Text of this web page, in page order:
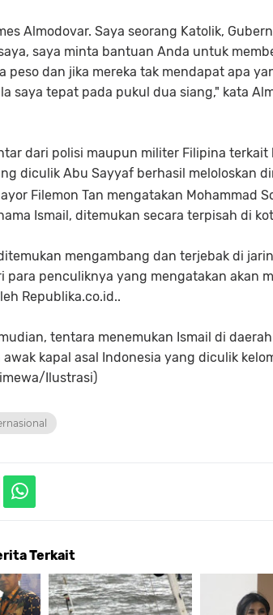
Almodovar. Saya seorang Katolik,
saya minta bantuan Anda untuk
peso dan jika mereka tak mendapat apa
saya tepat pada pukul dua siang," kata
dari polisi maupun militer Filipina
diculik Abu Sayyaf berhasil meloloskan
Filemon Tan mengatakan Mohammad
Ismail, ditemukan secara terpisah di
mengambang dan terjebak di
para penculiknya yang mengatakan akan
Republika.co.id..
tentara menemukan Ismail di
kapal asal Indonesia yang diculik
Ilustrasi)
Terkait